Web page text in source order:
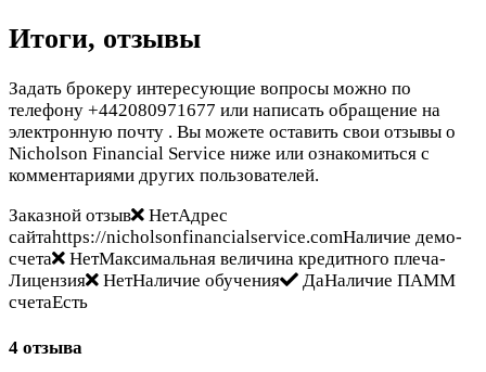
Итоги, отзывы
Задать брокеру интересующие вопросы можно по
телефону +442080971677 или написать обращение на
электронную почту . Вы можете оставить свои отзывы о
Nicholson Financial Service ниже или ознакомиться с
комментариями других пользователей.
Заказной отзыв
НетАдрес
сайтаhttps://nicholsonfinancialservice.comНаличие демо-
счета
НетМаксимальная величина кредитного плеча-
Лицензия
НетНаличие обучения
ДаНаличие ПАММ
счетаЕсть
4 отзыва